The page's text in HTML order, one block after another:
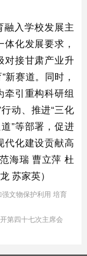
融入学校发展主
化发展要求，
对接甘肃产业升
新赛道。同时，
牵引重构科研组
动、推进“三化
”等部署，促进
代化建设贡献高
海瑞 曹立萍 杜
苏家英）
文物保护利用 培育
第四十七次主席会